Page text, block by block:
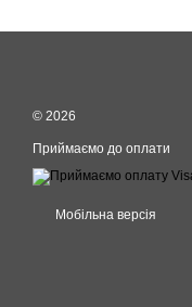
© 2026
Приймаємо до оплати
Мобільна версія